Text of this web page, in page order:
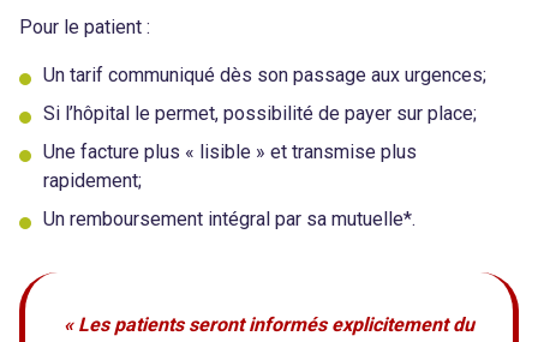
Pour le patient :
Un tarif communiqué dès son passage aux urgences;
Si l’hôpital le permet, possibilité de payer sur place;
Une facture plus « lisible » et transmise plus
rapidement;
Un remboursement intégral par sa mutuelle*.
« Les patients seront informés explicitement du